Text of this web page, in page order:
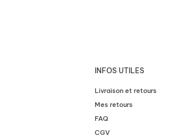
INFOS UTILES
Livraison et retours
Mes retours
FAQ
CGV